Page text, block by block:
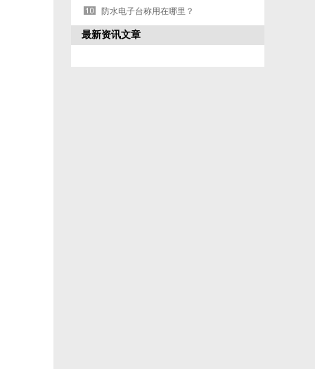
防水电子台称用在哪里？
最新资讯文章